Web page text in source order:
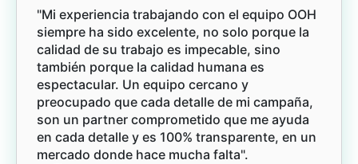
"Mi experiencia trabajando con el equipo OOH
siempre ha sido excelente, no solo porque la
calidad de su trabajo es impecable, sino
también porque la calidad humana es
espectacular. Un equipo cercano y
preocupado que cada detalle de mi campaña,
son un partner comprometido que me ayuda
en cada detalle y es 100% transparente, en un
mercado donde hace mucha falta".